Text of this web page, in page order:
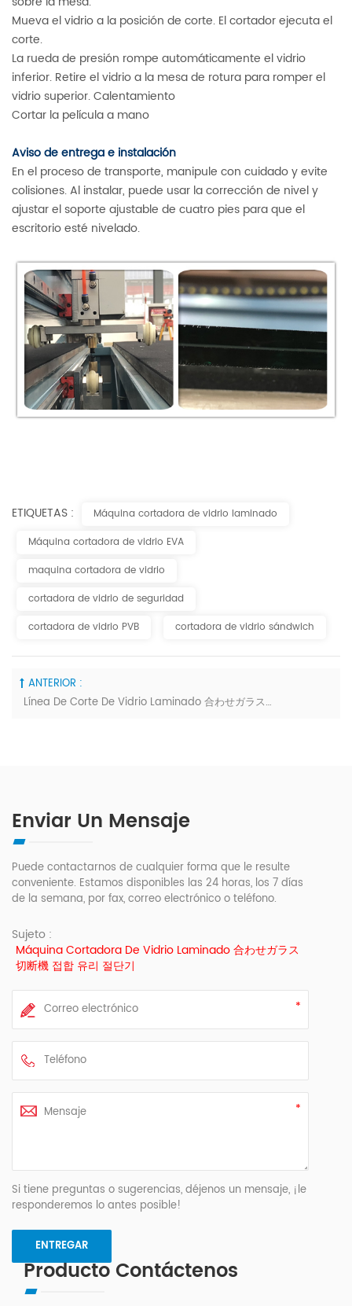
Mueva el vidrio a la posición de corte. El cortador ejecuta el
corte.
La rueda de presión rompe automáticamente el vidrio
inferior. Retire el vidrio a la mesa de rotura para romper el
vidrio superior. Calentamiento
Cortar la película a mano
Aviso de entrega e instalación
En el proceso de transporte, manipule con cuidado y evite
colisiones. Al instalar, puede usar la corrección de nivel y
ajustar el soporte ajustable de cuatro pies para que el
escritorio esté nivelado.
ETIQUETAS :
Máquina cortadora de vidrio laminado
Máquina cortadora de vidrio EVA
maquina cortadora de vidrio
cortadora de vidrio de seguridad
cortadora de vidrio PVB
cortadora de vidrio sándwich
ANTERIOR :
Línea De Corte De Vidrio Laminado 合わせガラス切断機 접합 유리 절단기
Enviar Un Mensaje
Puede contactarnos de cualquier forma que le resulte
conveniente. Estamos disponibles las 24 horas, los 7 días
de la semana, por fax, correo electrónico o teléfono.
Sujeto :
Máquina Cortadora De Vidrio Laminado 合わせガラス
切断機 접합 유리 절단기
Si tiene preguntas o sugerencias, déjenos un mensaje, ¡le
responderemos lo antes posible!
Producto Contáctenos